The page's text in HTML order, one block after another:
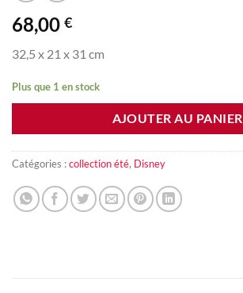
68,00 €
32,5 x 21 x 31 cm
Plus que 1 en stock
AJOUTER AU PANIER
Catégories :collection été, Disney